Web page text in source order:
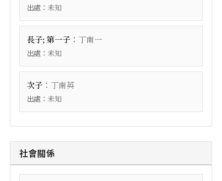
出處： 未知
長子; 第一子 ： 丁南一
出處： 未知
次子 ： 丁南英
出處： 未知
社會關係